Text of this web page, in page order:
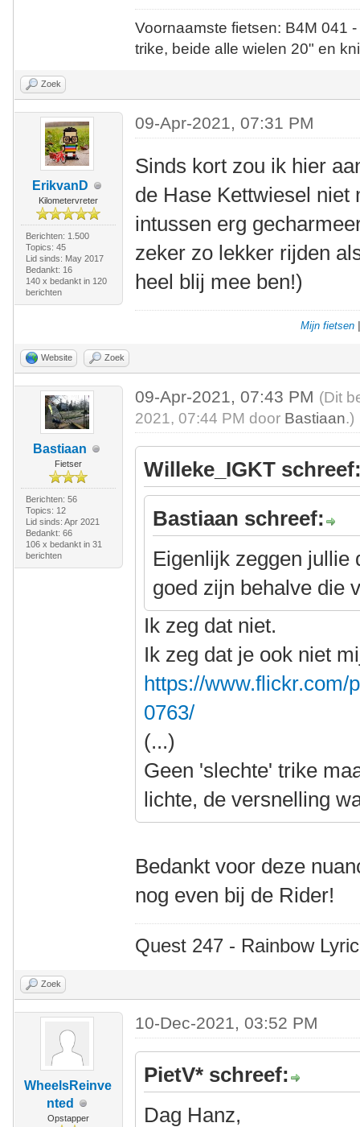
Voornaamste fietsen: B4M
trike, beide alle wielen 20" en
Zoek
ErikvanD
Kilometervreter
Berichten: 1.500
Topics: 45
Lid sinds: May 2017
Bedankt: 16
140 x bedankt in 120
berichten
09-Apr-2021, 07:31 PM
Sinds kort zou ik hier
de Hase Kettwiesel niet
intussen erg
zeker zo lekker rijden
heel blij mee ben!)
Mijn fietsen
Website Zoek
Bastiaan
Fietser
Berichten: 56
Topics: 12
Lid sinds: Apr 2021
Bedankt: 66
106 x bedankt in 31
berichten
09-Apr-2021, 07:43 PM (Dit
2021, 07:44 PM door Bastiaan.)
Willeke_IGKT
Bastiaan schreef:
Eigenlijk zeggen jullie
goed zijn behalve die
Ik zeg dat niet.
Ik zeg dat je ook niet
https://www.flickr.com/
0763/
(...)
Geen 'slechte' trike
lichte, de versnelling
Bedankt voor deze
nog even bij de Rider!
Quest 247 - Rainbow
Zoek
WheelsReinve
nted
Opstapper
10-Dec-2021, 03:52 PM
PietV* schreef:
Dag Hanz,